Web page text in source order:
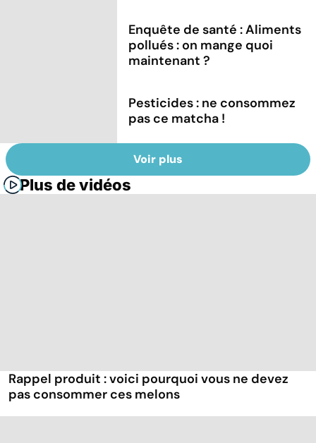
Enquête de santé : Aliments
pollués : on mange quoi
maintenant ?
Pesticides : ne consommez
pas ce matcha !
Voir plus
Plus de vidéos
Rappel produit : voici pourquoi vous ne devez
pas consommer ces melons